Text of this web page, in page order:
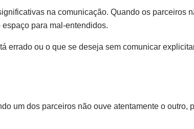
na comunicação. Quando os parceiros
para mal-entendidos.
errado ou o que se deseja sem comunicar
um dos parceiros não ouve atentamente o outro,